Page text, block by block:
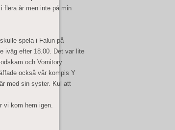
flera år men inte på min
spela i Falun på
iväg efter 18.00. Det var lite
och Vomitory.
också vår kompis Y
med sin syster. Kul att
vi kom hem igen.